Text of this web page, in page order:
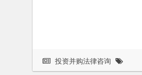
投资并购法律咨询